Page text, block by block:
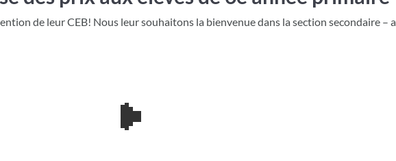
de leur CEB! Nous leur souhaitons la bienvenue dans la section secondaire –